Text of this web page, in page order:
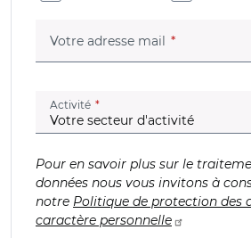
Votre adresse mail (champ
Activité (champ obligatoire)
Pour en savoir plus sur le
données nous vous invitons à
notre Politique de protection des
caractère personnelle